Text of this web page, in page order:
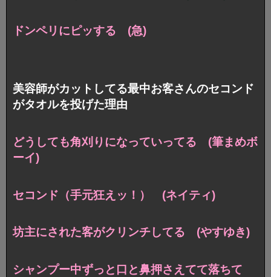
ドンペリにピッする (急)
美容師がカットしてる最中お客さんのセコンド
がタオルを投げた理由
どうしても角刈りになっていってる (筆まめボ
ーイ)
セコンド（手元狂えッ！） (ネイティ)
坊主にされた客がクリンチしてる (やすゆき)
シャンプー中ずっと口と鼻押さえてて落ちて